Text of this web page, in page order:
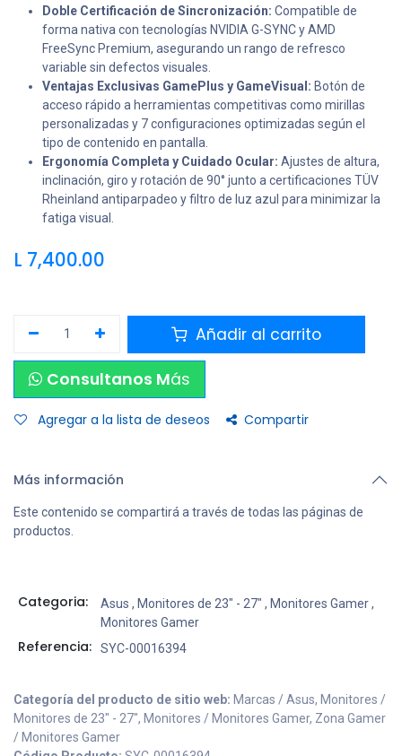
Doble Certificación de Sincronización: Compatible de
forma nativa con tecnologías NVIDIA G-SYNC y AMD
FreeSync Premium, asegurando un rango de refresco
variable sin defectos visuales.
Ventajas Exclusivas GamePlus y GameVisual: Botón de
acceso rápido a herramientas competitivas como mirillas
personalizadas y 7 configuraciones optimizadas según el
tipo de contenido en pantalla.
Ergonomía Completa y Cuidado Ocular: Ajustes de altura,
inclinación, giro y rotación de 90° junto a certificaciones TÜV
Rheinland antiparpadeo y filtro de luz azul para minimizar la
fatiga visual.
L 7,400.00
Añadir al carrito
Consultanos Más
Agregar a la lista de deseos Compartir
Más información
Este contenido se compartirá a través de todas las páginas de
productos.
Categoria: Asus , Monitores de 23" - 27" , Monitores Gamer,
Monitores Gamer
Referencia: SYC-00016394
Categoría del producto de sitio web: Marcas / Asus, Monitores /
Monitores de 23" - 27", Monitores / Monitores Gamer, Zona Gamer
/ Monitores Gamer